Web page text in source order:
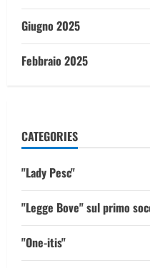
Giugno 2025
Febbraio 2025
CATEGORIES
"Lady Pesc"
"Legge Bove" sul primo
"One-itis"